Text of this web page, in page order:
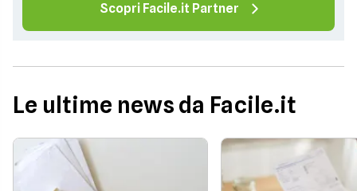
Scopri Facile.it Partner
Le ultime news da Facile.it